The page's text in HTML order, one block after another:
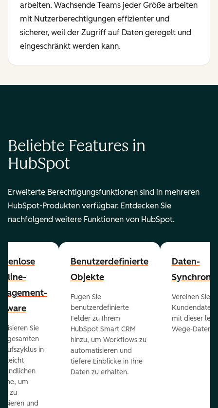
arbeiten. Wachsende Teams jeder Größe arbeiten
mit Nutzerberechtigungen effizienter und
sicherer, weil der Zugriff auf Daten geregelt und
eingeschränkt werden kann.
Beliebte Features in
HubSpot
Erweiterte Berechtigungsfunktionen sind in mehreren
HubSpot-Produkten verfügbar. Entdecken Sie
nachfolgend weitere Funktionen von HubSpot.
Sie
gesamten
in
leicht
um
zu
und
Benutzerdefinierte
Objekte
Fügen Sie
benutzerdefinierte
Felder zu Ihrem
HubSpot Smart CRM
hinzu, um Workflows zu
automatisieren und
tiefere Einblicke in Ihre
Daten zu erhalten.
Daten-
Vereinen Sie
Kundendaten
mit dieser
Wege-Daten-